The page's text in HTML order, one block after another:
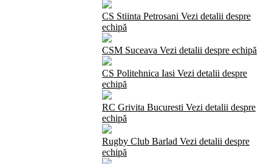
CS Stiinta Petrosani Vezi detalii despre
echipă
CSM Suceava Vezi detalii despre echipă
CS Politehnica Iasi Vezi detalii despre
echipă
RC Grivita Bucuresti Vezi detalii despre
echipă
Rugby Club Barlad Vezi detalii despre
echipă